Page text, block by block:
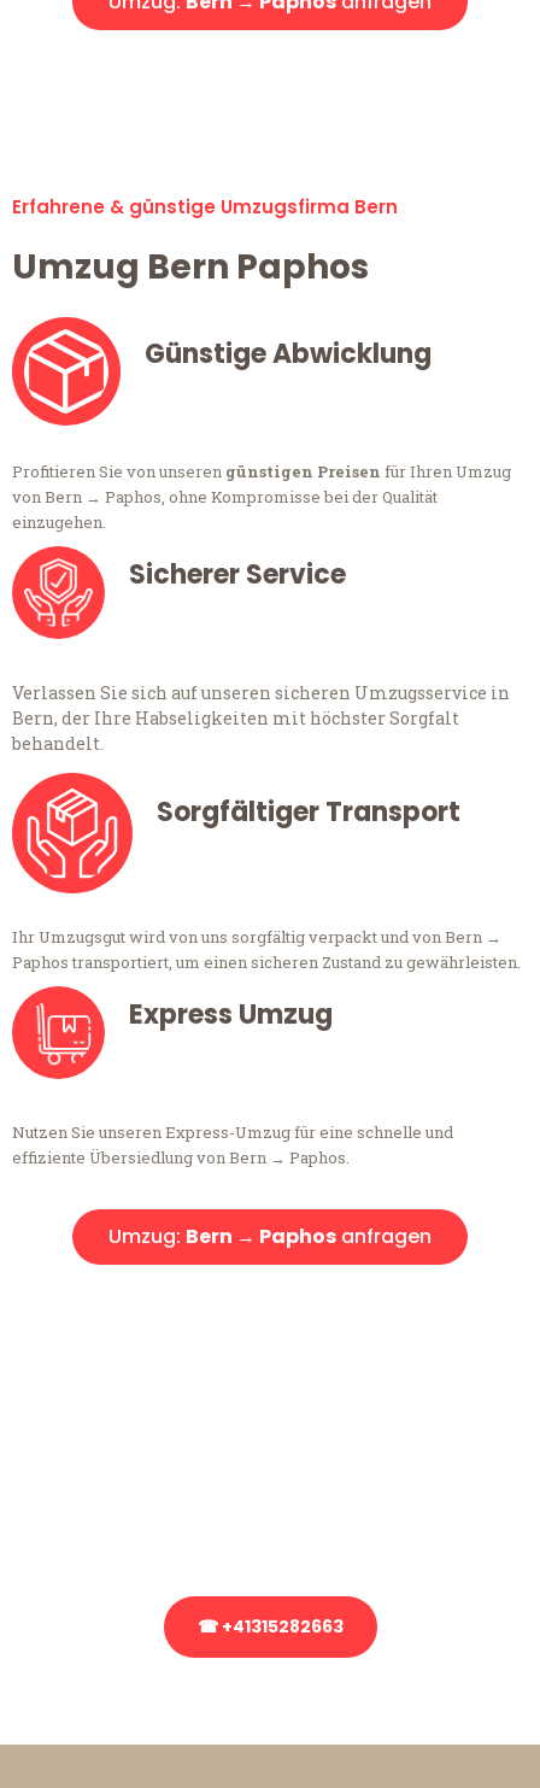
Erfahrene & günstige Umzugsfirma Bern
Umzug Bern Paphos
Günstige Abwicklung
Profitieren Sie von unseren günstigen Preisen für Ihren Umzug
von Bern → Paphos, ohne Kompromisse bei der Qualität
einzugehen.
Sicherer Service
Verlassen Sie sich auf unseren sicheren Umzugsservice in
Bern, der Ihre Habseligkeiten mit höchster Sorgfalt
behandelt.
Sorgfältiger Transport
Ihr Umzugsgut wird von uns sorgfältig verpackt und von Bern →
Paphos transportiert, um einen sicheren Zustand zu gewährleisten.
Express Umzug
Nutzen Sie unseren Express-Umzug für eine schnelle und
effiziente Übersiedlung von Bern → Paphos.
Umzug: Bern → Paphos anfragen
☎ +41315282663